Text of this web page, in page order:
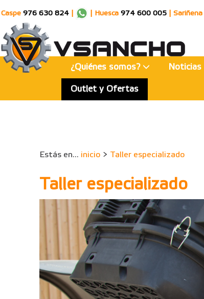
Caspe 976 630 824 Huesca 974 600 005 Sariñena
¿Quiénes somos? Noticias
Outlet y Ofertas
Estás en... inicio > Taller especializado
Taller especializado